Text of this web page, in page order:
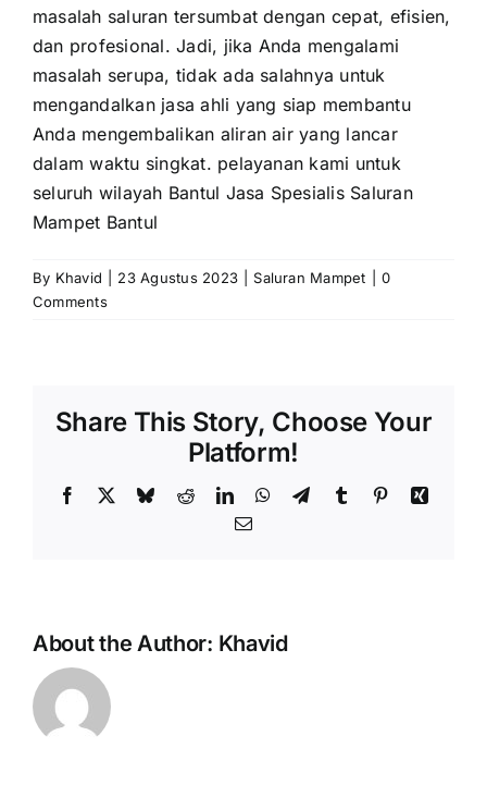
masalah saluran tersumbat dengan cepat, efisien,
dan profesional. Jadi, jika Anda mengalami
masalah serupa, tidak ada salahnya untuk
mengandalkan jasa ahli yang siap membantu
Anda mengembalikan aliran air yang lancar
dalam waktu singkat. pelayanan kami untuk
seluruh wilayah Bantul Jasa Spesialis Saluran
Mampet Bantul
By Khavid 23 Agustus 2023 Saluran Mampet
0
Comments
Share This Story, Choose Your
Platform!
Facebook BlueskyRedditLinkedInWhatsApp
TelegramTumblr PinterestXing
Email
About the Author: Khavid